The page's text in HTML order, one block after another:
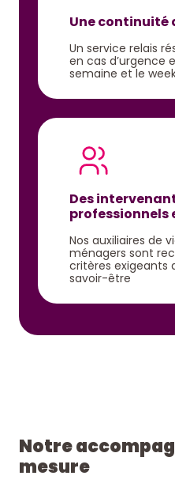
Une continuité
Un service relais
en cas d’urgence
semaine et le
Des
professionnels
Nos auxiliaires de
ménagers sont
critères exigeants
savoir-être
Notre
mesure